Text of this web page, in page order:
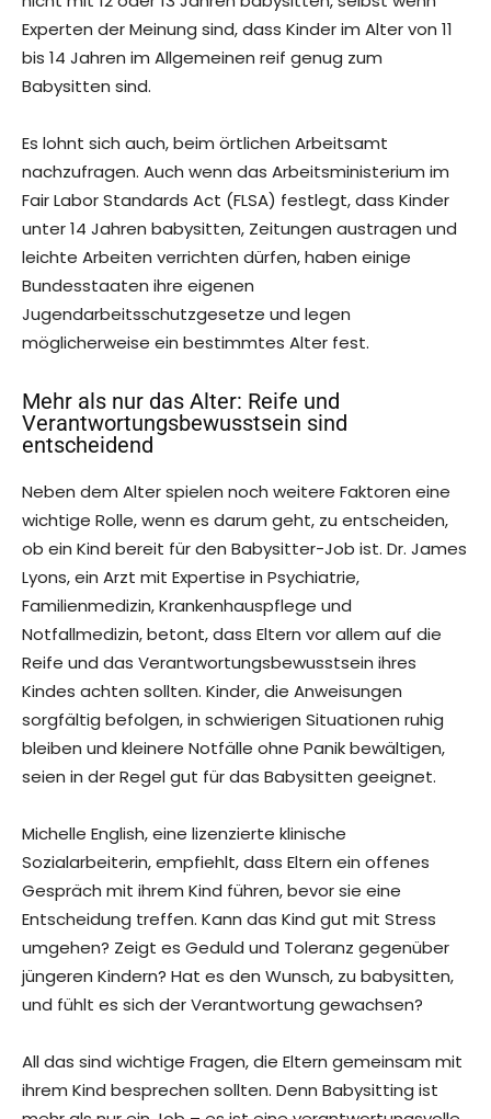
Experten der Meinung sind, dass Kinder im Alter von 11
bis 14 Jahren im Allgemeinen reif genug zum
Babysitten sind.
Es lohnt sich auch, beim örtlichen Arbeitsamt
nachzufragen. Auch wenn das Arbeitsministerium im
Fair Labor Standards Act (FLSA) festlegt, dass Kinder
unter 14 Jahren babysitten, Zeitungen austragen und
leichte Arbeiten verrichten dürfen, haben einige
Bundesstaaten ihre eigenen
Jugendarbeitsschutzgesetze und legen
möglicherweise ein bestimmtes Alter fest.
Mehr als nur das Alter: Reife und
Verantwortungsbewusstsein sind
entscheidend
Neben dem Alter spielen noch weitere Faktoren eine
wichtige Rolle, wenn es darum geht, zu entscheiden,
ob ein Kind bereit für den Babysitter-Job ist. Dr. James
Lyons, ein Arzt mit Expertise in Psychiatrie,
Familienmedizin, Krankenhauspflege und
Notfallmedizin, betont, dass Eltern vor allem auf die
Reife und das Verantwortungsbewusstsein ihres
Kindes achten sollten. Kinder, die Anweisungen
sorgfältig befolgen, in schwierigen Situationen ruhig
bleiben und kleinere Notfälle ohne Panik bewältigen,
seien in der Regel gut für das Babysitten geeignet.
Michelle English, eine lizenzierte klinische
Sozialarbeiterin, empfiehlt, dass Eltern ein offenes
Gespräch mit ihrem Kind führen, bevor sie eine
Entscheidung treffen. Kann das Kind gut mit Stress
umgehen? Zeigt es Geduld und Toleranz gegenüber
jüngeren Kindern? Hat es den Wunsch, zu babysitten,
und fühlt es sich der Verantwortung gewachsen?
All das sind wichtige Fragen, die Eltern gemeinsam mit
ihrem Kind besprechen sollten. Denn Babysitting ist